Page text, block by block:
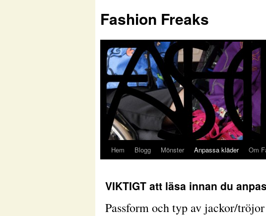
Fashion Freaks
Hem Blogg Mönster Anpassa kläder Om
VIKTIGT att läsa innan du
Passform och typ av jackor/